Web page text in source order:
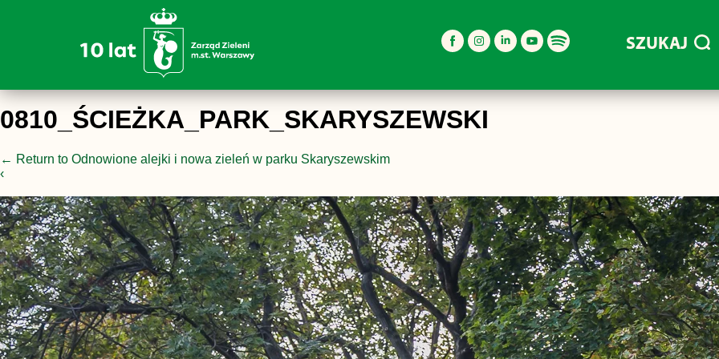
SZUKAJ
0810_ŚCIEŻKA_PARK_SKARYSZEWSKI
← Return to Odnowione alejki i nowa zieleń w parku Skaryszewskim
‹